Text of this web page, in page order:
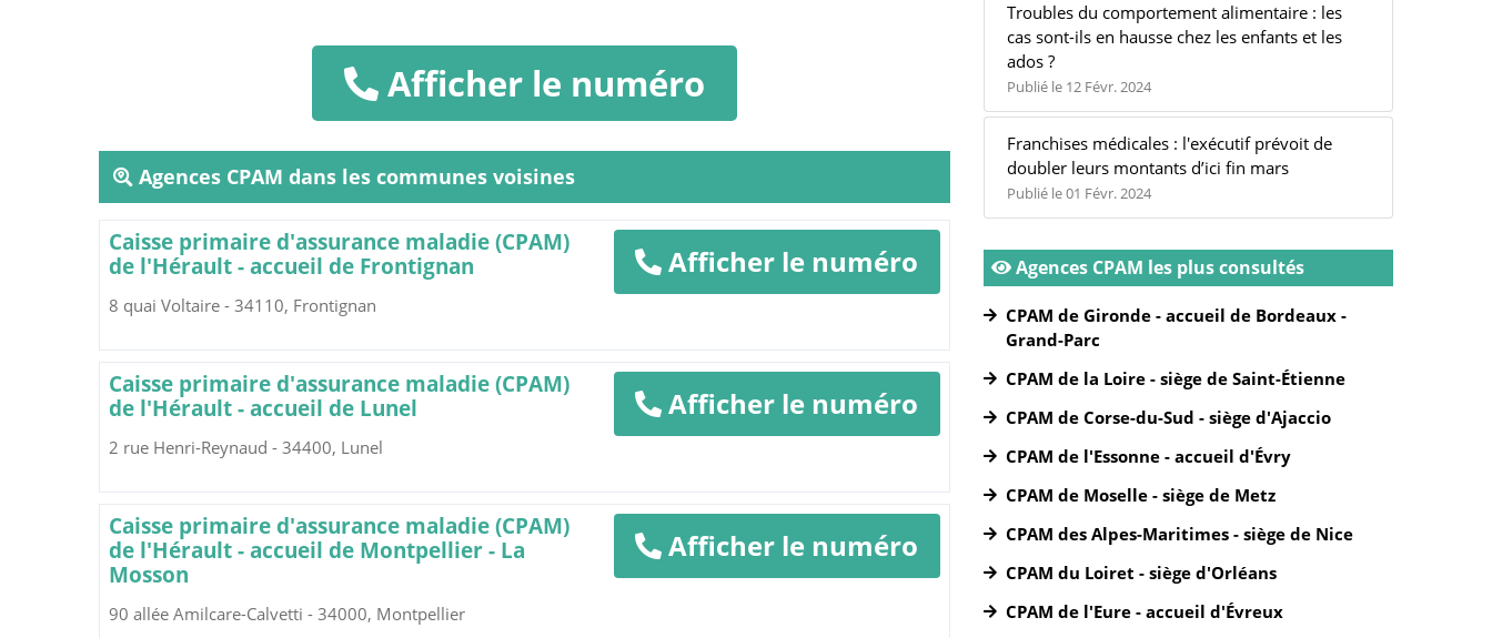
Afficher le numéro
Agences CPAM dans les communes voisines
Caisse primaire d'assurance maladie (CPAM)
de l'Hérault - accueil de Frontignan
8 quai Voltaire - 34110, Frontignan
Afficher le numéro
Caisse primaire d'assurance maladie (CPAM)
de l'Hérault - accueil de Lunel
2 rue Henri-Reynaud - 34400, Lunel
Afficher le numéro
Caisse primaire d'assurance maladie (CPAM)
de l'Hérault - accueil de Montpellier - La
Mosson
90 allée Amilcare-Calvetti - 34000, Montpellier
Afficher le numéro
Troubles du comportement alimentaire : les
cas sont-ils en hausse chez les enfants et les
ados ?
Publié le 12 Févr. 2024
Franchises médicales : l'exécutif prévoit de
doubler leurs montants d’ici fin mars
Publié le 01 Févr. 2024
Agences CPAM les plus consultés
CPAM de Gironde - accueil de Bordeaux -
Grand-Parc
CPAM de la Loire - siège de Saint-Étienne
CPAM de Corse-du-Sud - siège d'Ajaccio
CPAM de l'Essonne - accueil d'Évry
CPAM de Moselle - siège de Metz
CPAM des Alpes-Maritimes - siège de Nice
CPAM du Loiret - siège d'Orléans
CPAM de l'Eure - accueil d'Évreux